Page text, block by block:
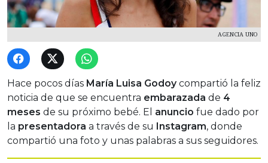
AGENCIA UNO
Hace pocos días María Luisa Godoycompartió la feliz
noticia de que se encuentra embarazada de 4
meses de su próximo bebé. El anuncio fue dado por
la presentadora a través de su Instagram, donde
compartió una foto y unas palabras a sus seguidores.